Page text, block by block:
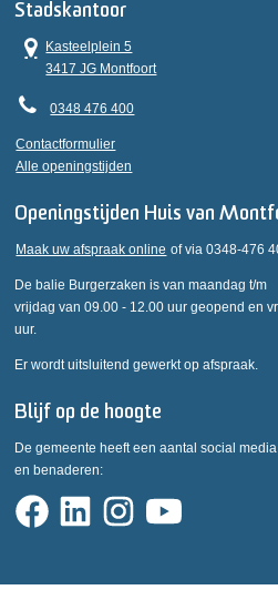
Stadskantoor
Kasteelplein 5
3417 JG Montfoort
0348 476 400
Contactformulier
Alle openingstijden
Openingstijden Huis van
Maak uw afspraak online of via 0348-476
De balie Burgerzaken is van maandag t/m
vrijdag van 09.00 - 12.00 uur geopend en
uur.
Er wordt uitsluitend gewerkt op afspraak.
Blijf op de hoogte
De gemeente heeft een aantal social
en benaderen: